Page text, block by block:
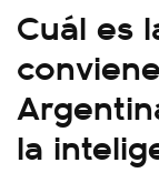
Cuál es
la